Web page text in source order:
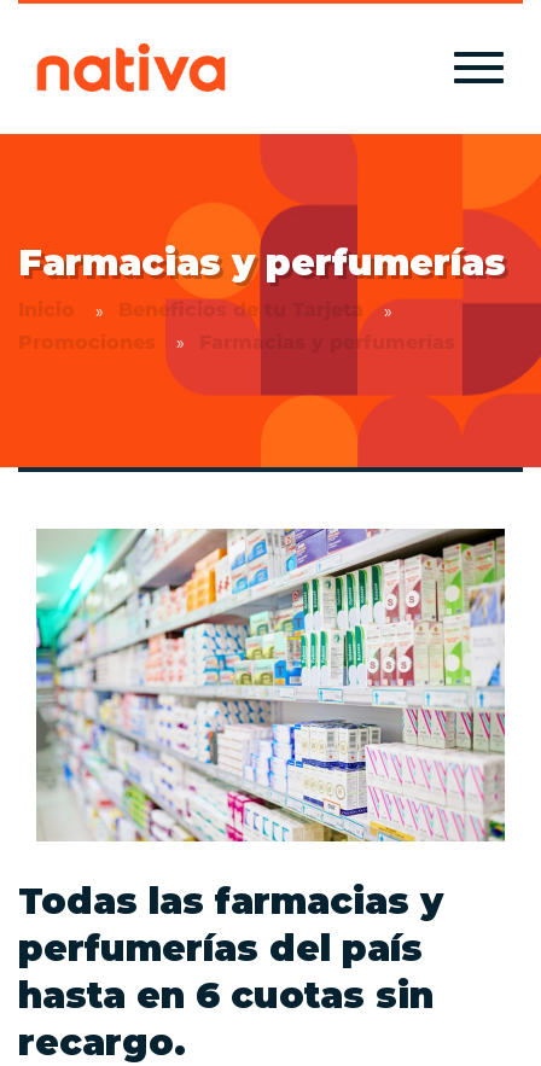
Farmacias y perfumerías
Inicio
Beneficios de tu Tarjeta
Promociones
Farmacias y perfumerías
Todas las farmacias y
perfumerías del país
hasta en 6 cuotas sin
recargo.